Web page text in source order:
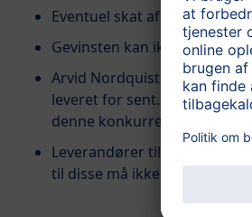
Eventuel skat af gevinsten
Gevinsten kan ikke byttes
Arvid Nordquist påtager sig
leveret for sent. Arvid
denne konkurrence.
Leverandører til- og
til disse må ikke deltage i